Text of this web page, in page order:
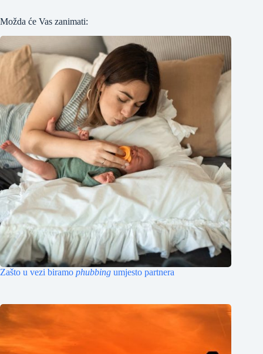
Možda će Vas zanimati:
Zašto u vezi biramo phubbing umjesto partnera